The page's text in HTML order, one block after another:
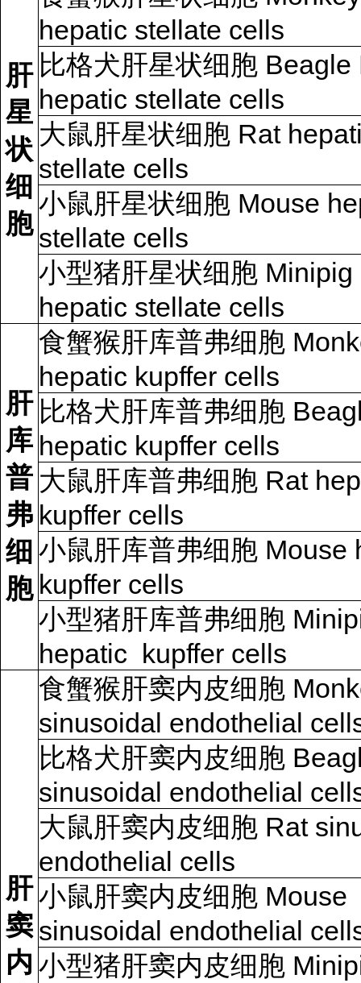
肝
星
状
细
胞
hepatic stellate cells
比格犬肝星状细胞 Beagle
hepatic stellate cells
大鼠肝星状细胞 Rat
stellate cells
小鼠肝星状细胞 Mouse
stellate cells
小型猪肝星状细胞 Minipig
hepatic stellate cells
肝
库
普
弗
细
胞
食蟹猴肝库普弗细胞
hepatic kupffer cells
比格犬肝库普弗细胞
hepatic kupffer cells
大鼠肝库普弗细胞 Rat
kupffer cells
小鼠肝库普弗细胞 Mouse
kupffer cells
小型猪肝库普弗细胞
hepatic kupffer cells
肝
窦
内
食蟹猴肝窦内皮细胞
sinusoidal endothelial
比格犬肝窦内皮细胞
sinusoidal endothelial
大鼠肝窦内皮细胞 Rat
endothelial cells
小鼠肝窦内皮细胞 Mouse
sinusoidal endothelial
小型猪肝窦内皮细胞